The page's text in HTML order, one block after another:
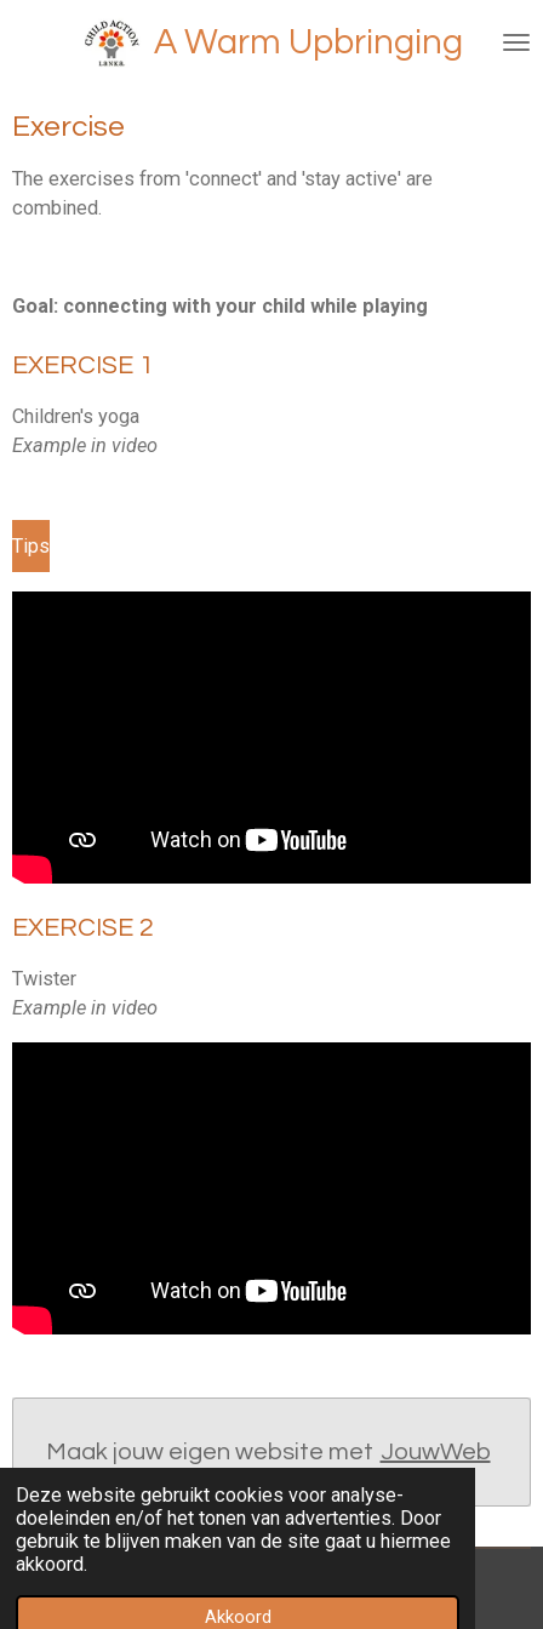
Deze website gebruikt cookies voor analyse-
doeleinden en/of het tonen van advertenties. Door
gebruik te blijven maken van de site gaat u hiermee
akkoord.
Akkoord
de
hoofdinhoud
A Warm Upbringing
Exercise
The exercises from 'connect' and 'stay active' are
combined.
Goal: connecting with your child while playing
EXERCISE 1
Children's yoga
Example in video
Tips
EXERCISE 2
Twister
Example in video
Maak jouw eigen website met JouwWeb